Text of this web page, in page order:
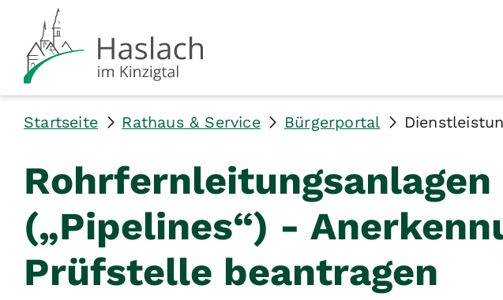
Startseite Rathaus & Service Bürgerportal
Rohrfernleitungsanlagen
(„Pipelines“) -
Prüfstelle beantragen